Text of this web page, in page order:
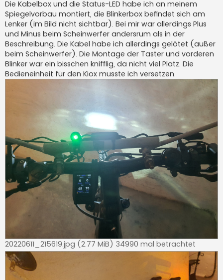
Die Kabelbox und die Status-LED habe ich an meinem
Spiegelvorbau montiert, die Blinkerbox befindet sich am
Lenker (im Bild nicht sichtbar). Bei mir war allerdings Plus
und Minus beim Scheinwerfer andersrum als in der
Beschreibung. Die Kabel habe ich allerdings gelötet (außer
beim Scheinwerfer). Die Montage der Taster und vorderen
Blinker war ein bisschen knifflig, da nicht viel Platz. Die
Bedieneinheit für den Kiox musste ich versetzen.
20220611_215619.jpg (2.77 MiB) 34990 mal betrachtet